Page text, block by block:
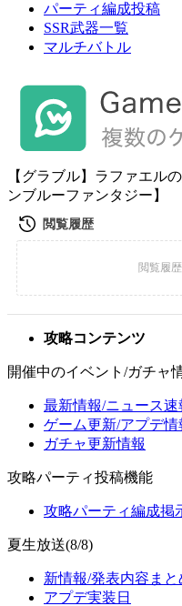
パーティ編成投稿
SSR武器一覧
マルチバトル
【グラブル】ラファエル
ンブルーファンタジー】
攻略コンテンツ
開催中のイベント/ガチャ
最新情報/ニュース速
ゲーム更新/アプデ情
ガチャ更新情報
攻略パーティ投稿機能
攻略パーティ編成掲
夏生放送(8/8)
新情報/発表内容まと
アプデ実装日